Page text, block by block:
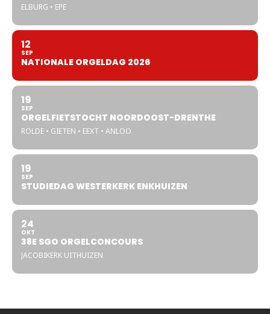
ELBURG • EPE
12
SEP
NATIONALE ORGELDAG 2026
19
SEP
ORGELFIETSTOCHT NOORDOOST-DRENTHE
ROLDE • GIETEN • EEXT • ANLOO
19
SEP
STUDIEDAG WESTERKERK ENKHUIZEN
24
OKT
38E SGO ORGELCONCOURS
JACOBIKERK UITHUIZEN